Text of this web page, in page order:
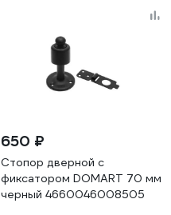
650 ₽
Стопор дверной с
фиксатором DOMART 70 мм
черный 4660046008505